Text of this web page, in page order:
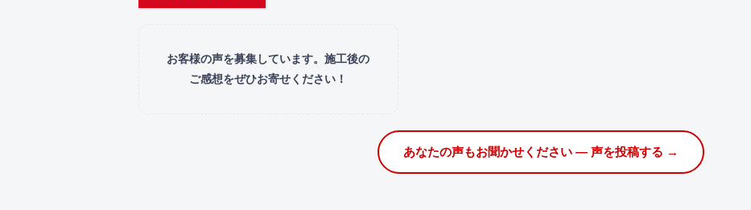
お客様の声を募集しています。施工後の
ご感想をぜひお寄せください！
あなたの声もお聞かせください — 声を投稿する →